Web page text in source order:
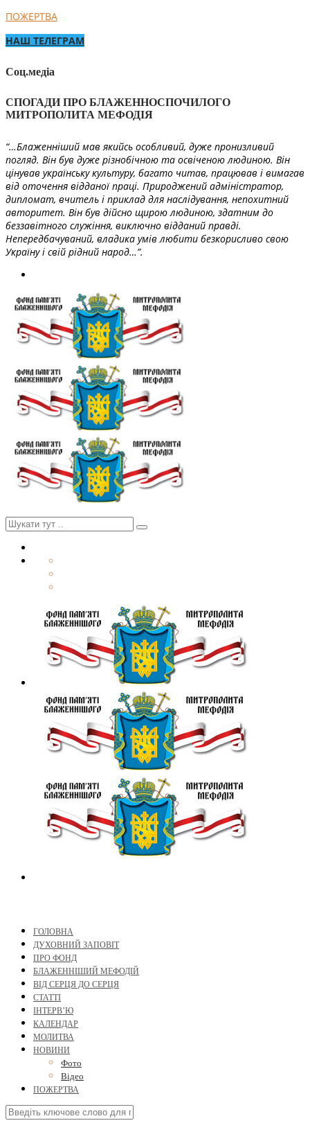
ПОЖЕРТВА
НАШ ТЕЛЕГРАМ
Соц.медіа
СПОГАДИ ПРО БЛАЖЕННОСПОЧИЛОГО
МИТРОПОЛИТА МЕФОДІЯ
“…Блаженніший мав якийсь особливий, дуже пронизливий
погляд. Він був дуже різнобічною та освіченою людиною. Він
цінував українську культуру, багато читав, працював і вимагав
від оточення відданої праці. Природжений адміністратор,
дипломат, вчитель і приклад для наслідування, непохитний
авторитет. Він був дійсно щирою людиною, здатним до
беззавітного служіння, виключно відданий правді.
Непередбачуваний, владика умів любити безкорисливо свою
Україну і свій рідний народ…”.
ГОЛОВНА
ДУХОВНИЙ ЗАПОВІТ
ПРО ФОНД
БЛАЖЕННІШИЙ МЕФОДІЙ
ВІД СЕРЦЯ ДО СЕРЦЯ
СТАТТІ
ІНТЕРВ’Ю
КАЛЕНДАР
МОЛИТВА
НОВИНИ
Фото
Відео
ПОЖЕРТВА